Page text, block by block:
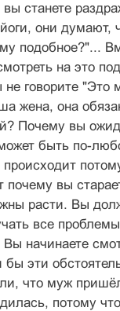
станете
они думают,
подобное?"...
на это
говорите "Это
жена, она
Почему вы
быть по-
вы
расти. Вы
все
начинаете
эти
что муж
потому